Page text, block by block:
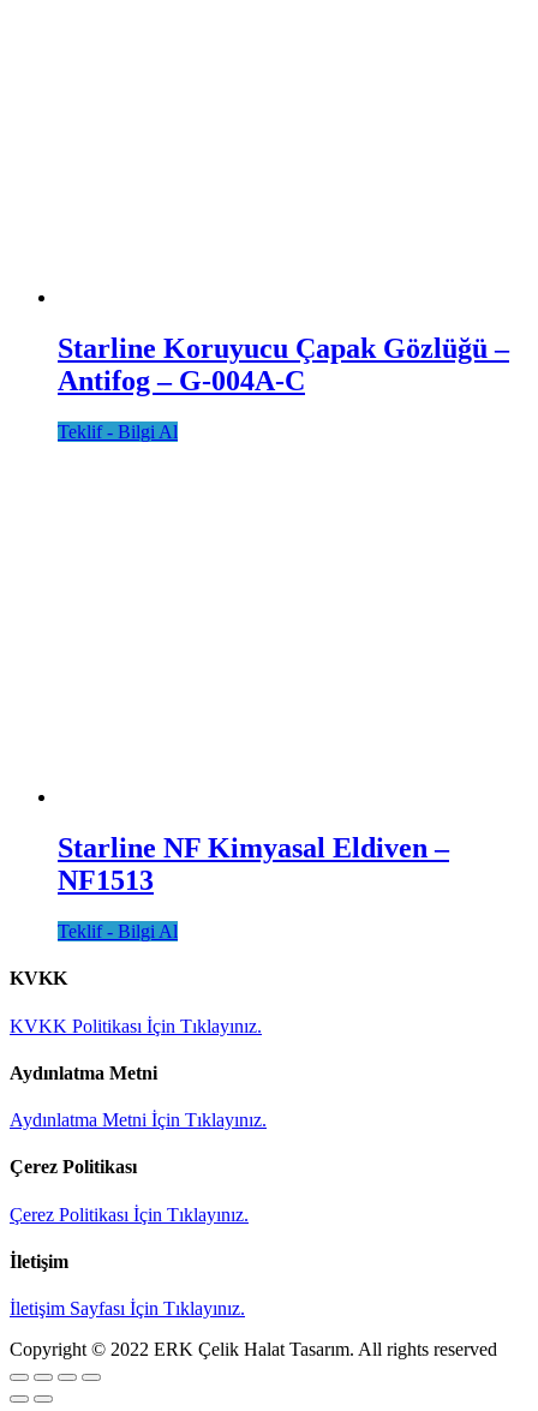
Starline Koruyucu Çapak Gözlüğü –
Antifog – G-004A-C
Teklif - Bilgi Al
Starline NF Kimyasal Eldiven –
NF1513
Teklif - Bilgi Al
KVKK
KVKK Politikası İçin Tıklayınız.
Aydınlatma Metni
Aydınlatma Metni İçin Tıklayınız.
Çerez Politikası
Çerez Politikası İçin Tıklayınız.
İletişim
İletişim Sayfası İçin Tıklayınız.
Copyright © 2022 ERK Çelik Halat Tasarım. All rights reserved